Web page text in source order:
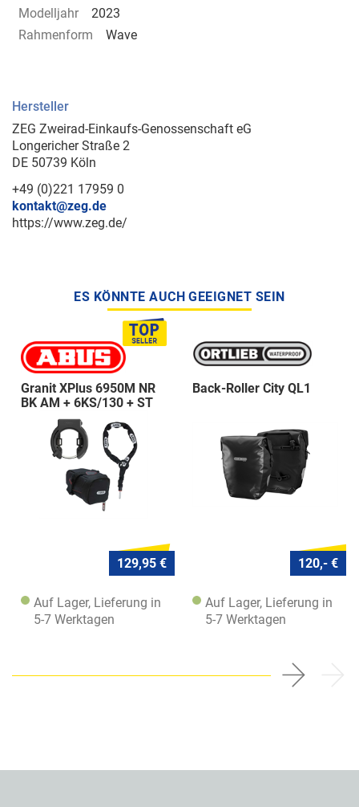
Modelljahr
2023
Rahmenform
Wave
Hersteller
ZEG Zweirad-Einkaufs-Genossenschaft eG
Longericher Straße 2
DE 50739 Köln
+49 (0)221 17959 0
kontakt@zeg.de
https://www.zeg.de/
ES KÖNNTE AUCH GEEIGNET SEIN
Granit XPlus 6950M NR
BK AM + 6KS/130 + ST
129,95 €
Auf Lager, Lieferung in
5-7 Werktagen
Back-Roller City QL1
120,- €
Auf Lager, Lieferung in
5-7 Werktagen